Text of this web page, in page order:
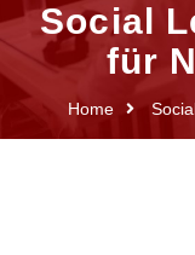
Social
für
Home